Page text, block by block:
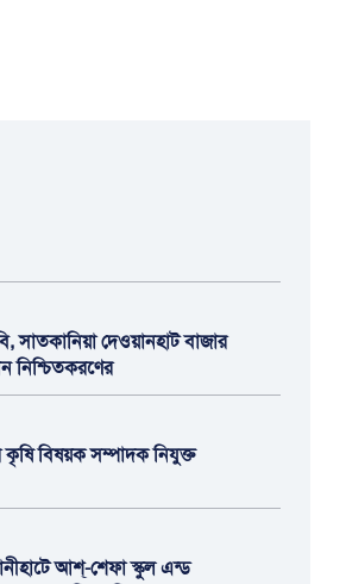
সাতকানিয়া দেওয়ানহাট বাজার
নিশ্চিতকরণের
কৃষি বিষয়ক সম্পাদক নিযুক্ত
আশ্-শেফা স্কুল এন্ড